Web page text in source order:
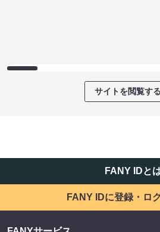
EXIT OFFICIAL FANCLUB ENTRANCE